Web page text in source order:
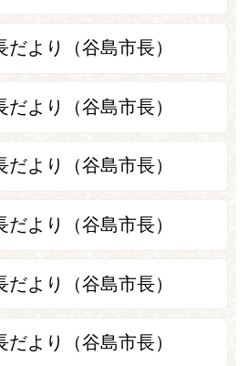
より（谷島市長）
より（谷島市長）
より（谷島市長）
より（谷島市長）
より（谷島市長）
より（谷島市長）